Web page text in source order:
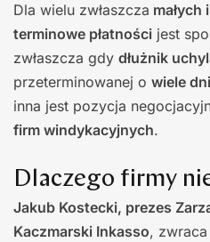
Dla wielu zwłaszcza małych
terminowe płatności jest
zwłaszcza gdy dłużnik
przeterminowanej o wiele
inna jest pozycja
firm windykacyjnych.
Dlaczego firmy
Jakub Kostecki, prezes
Kaczmarski Inkasso,